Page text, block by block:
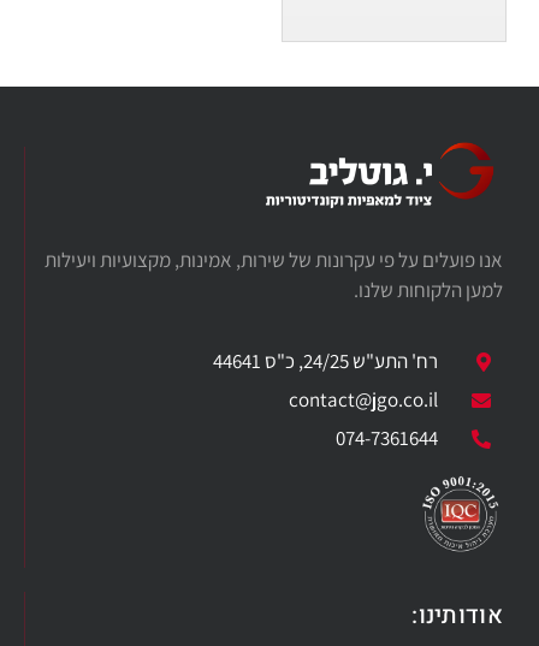
אנו פועלים על פי עקרונות של שירות, אמינות, מקצועיות ויעילות
למען הלקוחות שלנו.
רח' התע"ש 24/25, כ"ס 44641
​contact@jgo.co.il
074-7361644
אודותינו: